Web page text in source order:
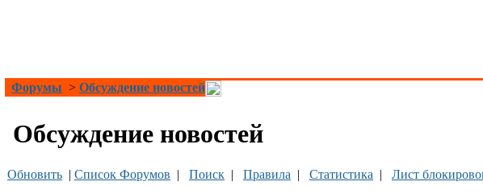
Форумы > Обсуждение новостей
Обсуждение новостей
Обновить | Список Форумов | Поиск | Правила | Статистика | Лист